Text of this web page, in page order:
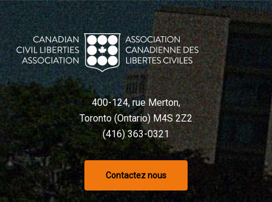
400-124, rue Merton,
Toronto (Ontario) M4S 2Z2
(416) 363-0321
Contactez nous